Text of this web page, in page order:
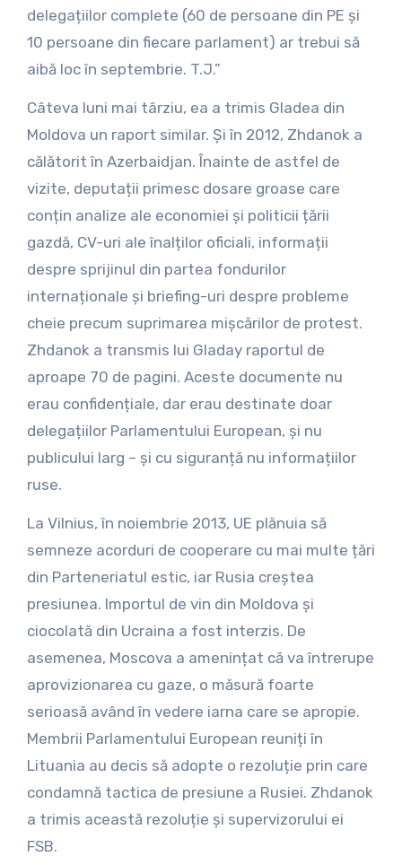
delegațiilor complete (60 de persoane din PE și
10 persoane din fiecare parlament) ar trebui să
aibă loc în septembrie. T.J.”
Câteva luni mai târziu, ea a trimis Gladea din
Moldova un raport similar. Și în 2012, Zhdanok a
călătorit în Azerbaidjan. Înainte de astfel de
vizite, deputații primesc dosare groase care
conțin analize ale economiei și politicii țării
gazdă, CV-uri ale înalților oficiali, informații
despre sprijinul din partea fondurilor
internaționale și briefing-uri despre probleme
cheie precum suprimarea mișcărilor de protest.
Zhdanok a transmis lui Gladay raportul de
aproape 70 de pagini. Aceste documente nu
erau confidențiale, dar erau destinate doar
delegațiilor Parlamentului European, și nu
publicului larg – și cu siguranță nu informațiilor
ruse.
La Vilnius, în noiembrie 2013, UE plănuia să
semneze acorduri de cooperare cu mai multe țări
din Parteneriatul estic, iar Rusia creștea
presiunea. Importul de vin din Moldova și
ciocolată din Ucraina a fost interzis. De
asemenea, Moscova a amenințat că va întrerupe
aprovizionarea cu gaze, o măsură foarte
serioasă având în vedere iarna care se apropie.
Membrii Parlamentului European reuniți în
Lituania au decis să adopte o rezoluție prin care
condamnă tactica de presiune a Rusiei. Zhdanok
a trimis această rezoluție și supervizorului ei
FSB.